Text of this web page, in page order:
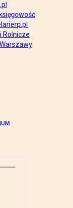
Rolnicze